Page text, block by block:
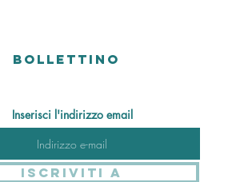
BOLLETTINO
Inserisci l'indirizzo email
Iscriviti a